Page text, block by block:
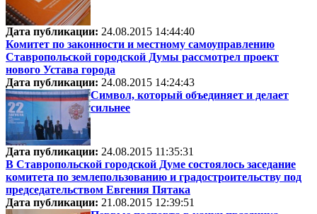
Дата публикации: 24.08.2015 14:44:40
Комитет по законности и местному самоуправлению
Ставропольской городской Думы рассмотрел проект
нового Устава города
Дата публикации: 24.08.2015 14:24:43
Символ, который объединяет и делает
сильнее
Дата публикации: 24.08.2015 11:35:31
В Ставропольской городской Думе состоялось заседание
комитета по землепользованию и градостроительству под
председательством Евгения Пятака
Дата публикации: 21.08.2015 12:39:51